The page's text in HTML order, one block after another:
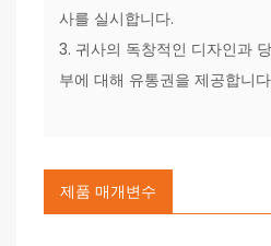
사를 실시합니다.
3. 귀사의 독창적인 디자인과
부에 대해 유통권을 제공합니
제품 매개변수